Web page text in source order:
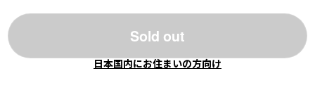
Sold out
日本国内にお住まいの方向け